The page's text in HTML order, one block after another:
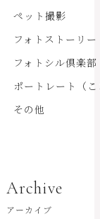
ペット撮影
フォトストーリー
フォトシル倶楽部
ポートレート（こ
その他
Archive
アーカイブ